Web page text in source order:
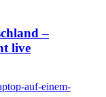
–
live